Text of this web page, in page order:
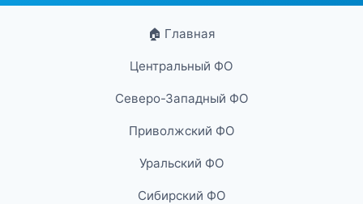
🏠 Главная
Центральный ФО
Северо-Западный ФО
Приволжский ФО
Уральский ФО
Сибирский ФО